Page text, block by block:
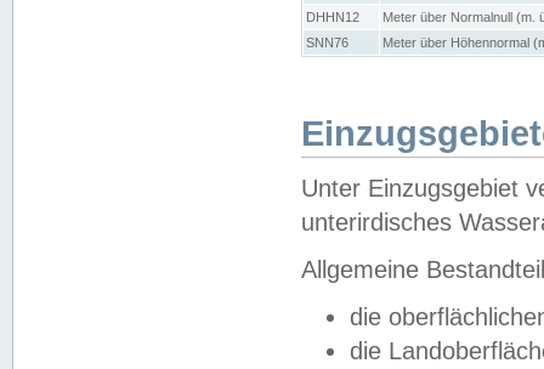
DHHN12
Meter über Normalnull (m.
SNN76
Meter über Höhennormal
Unter Einzugsgebiet
unterirdisches
Allgemeine
die
die